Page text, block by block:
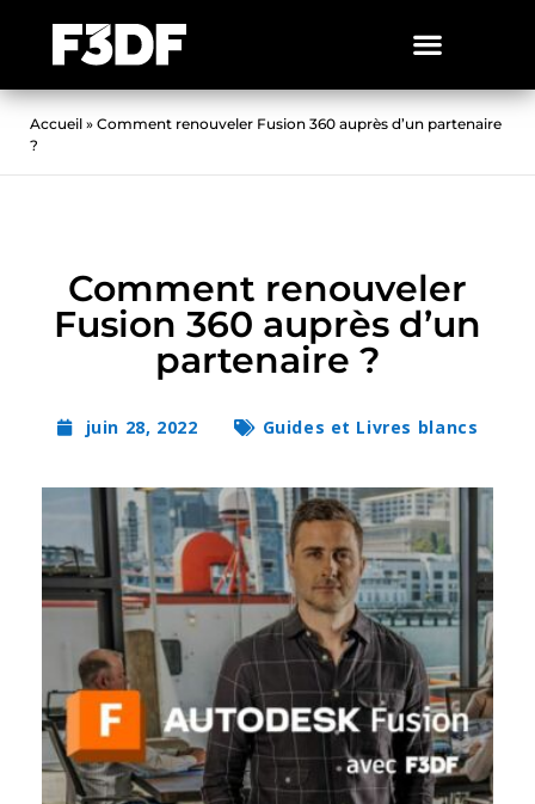
Accueil » Comment renouveler Fusion 360 auprès d’un partenaire
?
Comment renouveler
Fusion 360 auprès d’un
partenaire ?
juin 28, 2022 Guides et Livres blancs